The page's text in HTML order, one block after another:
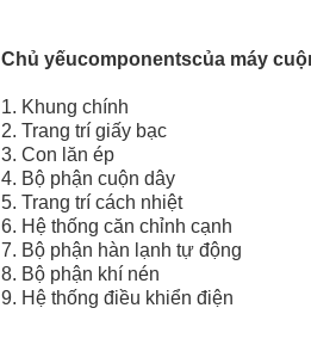
Chủ yếucomponentscủa máy
1. Khung chính
2. Trang trí giấy bạc
3. Con lăn ép
4. Bộ phận cuộn dây
5. Trang trí cách nhiệt
6. Hệ thống căn chỉnh cạnh
7. Bộ phận hàn lạnh tự động
8. Bộ phận khí nén
9. Hệ thống điều khiển điện